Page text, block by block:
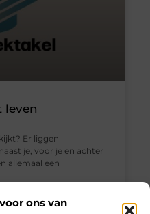
ons van
leven
Er liggen
je, voor je en achter
allemaal een